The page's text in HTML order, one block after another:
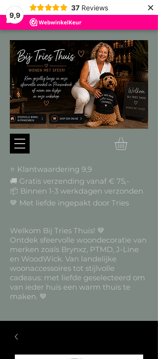
9,9
37 Reviews ×
⭐ Klantwaardering 9,9
🚚 Gratis verzending vanaf € 75,-
📦 Binnen 1-3 werkdagen verzonden
🤎 Met liefde ingepakt door Tries
Welkom Bij Tries Thuis! 🤎
Ontdek sfeervolle woondecoratie van
merken zoals Brynxz, PTMD, J-Line
en WoodWick. Van landelijke
woonaccessoires tot stijlvolle
cadeaus: met liefde geselecteerd om
van ieder huis een warm thuis te
maken. 🤎